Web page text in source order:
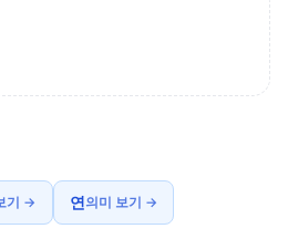
기 → 연의미 보기 →